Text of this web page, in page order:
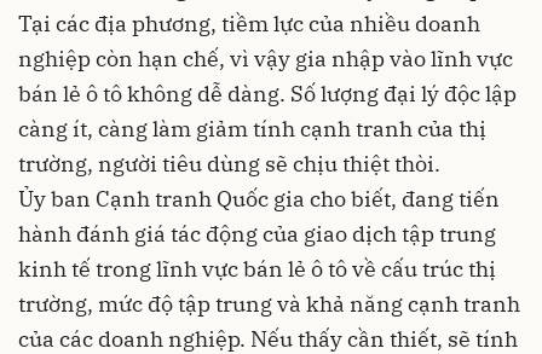
Tại các địa phương, tiềm lực của nhiều doanh
nghiệp còn hạn chế, vì vậy gia nhập vào lĩnh vực
bán lẻ ô tô không dễ dàng. Số lượng đại lý độc lập
càng ít, càng làm giảm tính cạnh tranh của thị
trường, người tiêu dùng sẽ chịu thiệt thòi.
Ủy ban Cạnh tranh Quốc gia cho biết, đang tiến
hành đánh giá tác động của giao dịch tập trung
kinh tế trong lĩnh vực bán lẻ ô tô về cấu trúc thị
trường, mức độ tập trung và khả năng cạnh tranh
của các doanh nghiệp. Nếu thấy cần thiết, sẽ tính